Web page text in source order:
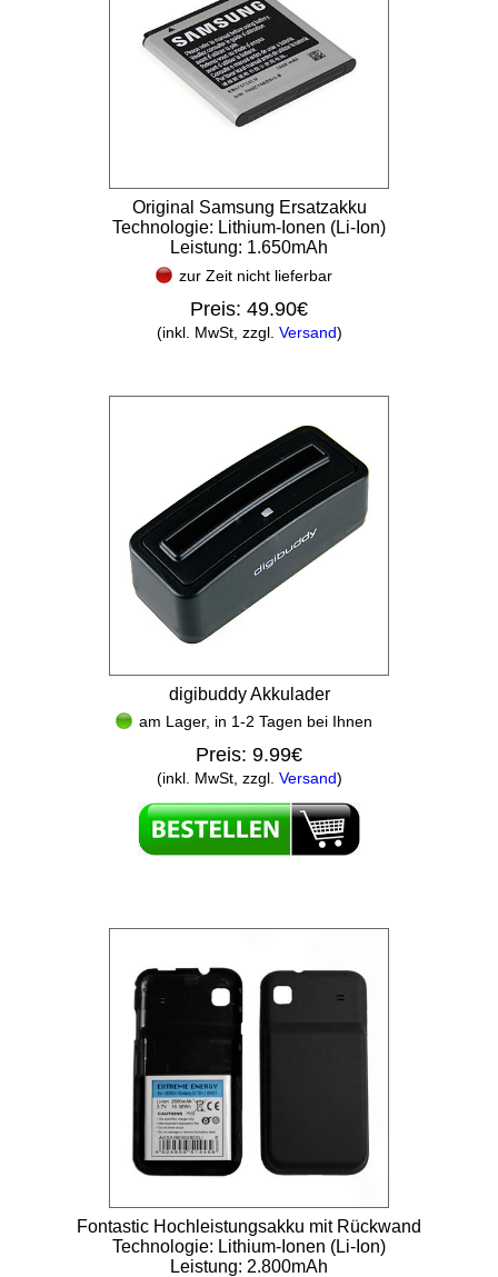
Original Samsung Ersatzakku
Technologie: Lithium-Ionen (Li-Ion)
Leistung: 1.650mAh
zur Zeit nicht lieferbar
Preis: 49.90€
(inkl. MwSt, zzgl. Versand)
digibuddy Akkulader
am Lager, in 1-2 Tagen bei Ihnen
Preis: 9.99€
(inkl. MwSt, zzgl. Versand)
Fontastic Hochleistungsakku mit Rückwand
Technologie: Lithium-Ionen (Li-Ion)
Leistung: 2.800mAh